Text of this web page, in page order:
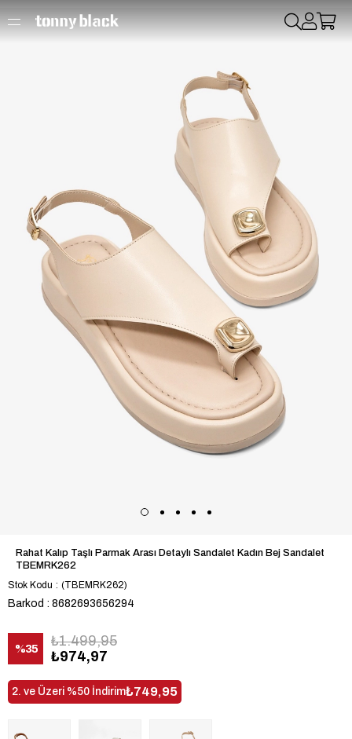
Rahat Kalıp Taşlı Parmak Arası Detaylı Sandalet Kadın Bej Sandalet
TBEMRK262
Stok Kodu
(TBEMRK262)
Barkod : 8682693656294
%35
İndirim
₺1.499,95
₺974,97
2. ve Üzeri %50 İndirim₺749,95